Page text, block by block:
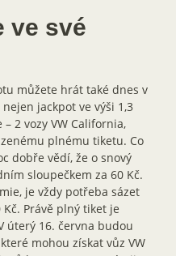
ve své
můžete hrát také dnes v
jackpot ve výši 1,3
2 vozy VW California,
plnému tiketu. Co
dobře vědí, že o snový
sloupečkem za 60 Kč.
je vždy potřeba sázet
Právě plný tiket je
úterý 16. června budou
mohou získat vůz VW